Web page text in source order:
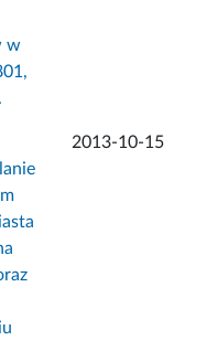
w
2013-10-15